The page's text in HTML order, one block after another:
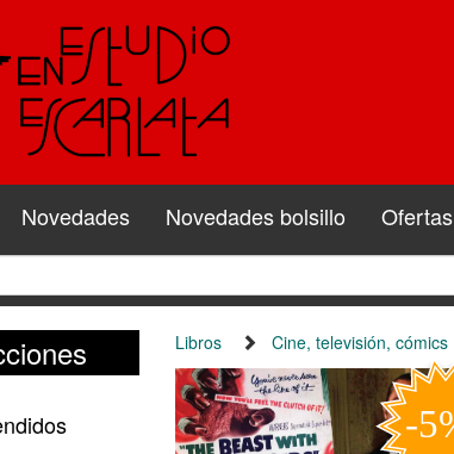
Novedades Novedades bolsillo Ofertas
Libros Cine, televisión, cómics